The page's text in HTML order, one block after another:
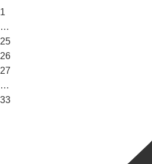
1
…
25
26
27
…
33